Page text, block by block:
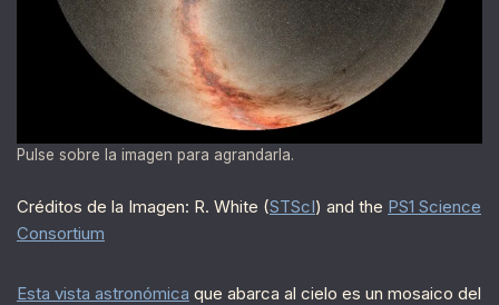
Pulse sobre la imagen para agrandarla.
Créditos de la Imagen: R. White (STScI) and the PS1 Science
Consortium
Esta vista astronómica que abarca al cielo es un mosaico del